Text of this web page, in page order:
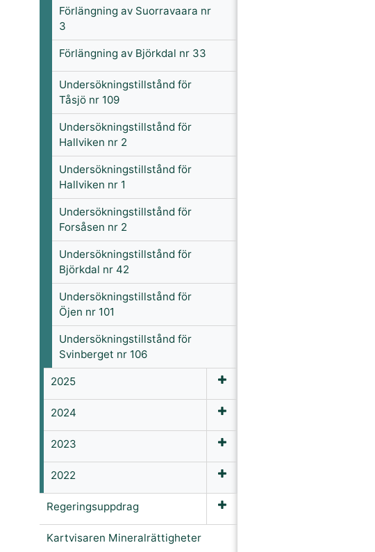
Förlängning av Suorravaara nr
3
Förlängning av Björkdal nr 33
Undersökningstillstånd för
Tåsjö nr 109
Undersökningstillstånd för
Hallviken nr 2
Undersökningstillstånd för
Hallviken nr 1
Undersökningstillstånd för
Forsåsen nr 2
Undersökningstillstånd för
Björkdal nr 42
Undersökningstillstånd för
Öjen nr 101
Undersökningstillstånd för
Svinberget nr 106
2025
2024
2023
2022
Regeringsuppdrag
Kartvisaren Mineralrättigheter